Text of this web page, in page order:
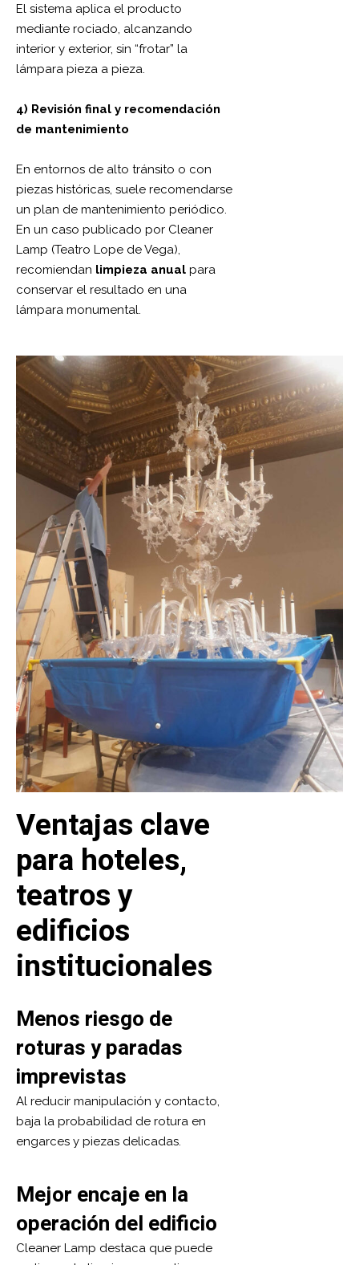
El sistema aplica el producto
mediante rociado, alcanzando
interior y exterior, sin “frotar” la
lámpara pieza a pieza.
4) Revisión final y recomendación
de mantenimiento
En entornos de alto tránsito o con
piezas históricas, suele recomendarse
un plan de mantenimiento periódico.
En un caso publicado por Cleaner
Lamp (Teatro Lope de Vega),
recomiendan limpieza anual para
conservar el resultado en una
lámpara monumental.
Ventajas clave
para hoteles,
teatros y
edificios
institucionales
Menos riesgo de
roturas y paradas
imprevistas
Al reducir manipulación y contacto,
baja la probabilidad de rotura en
engarces y piezas delicadas.
Mejor encaje en la
operación del edificio
Cleaner Lamp destaca que puede